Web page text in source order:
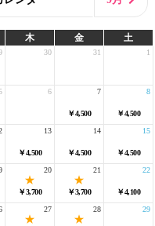
木 金 土
30 31 1
6
￥4,500
7
￥4,500
8
￥4,500
13
￥4,500
14
￥4,500
15
￥3,700
20
￥3,700
21
￥4,100
22
27 28 29